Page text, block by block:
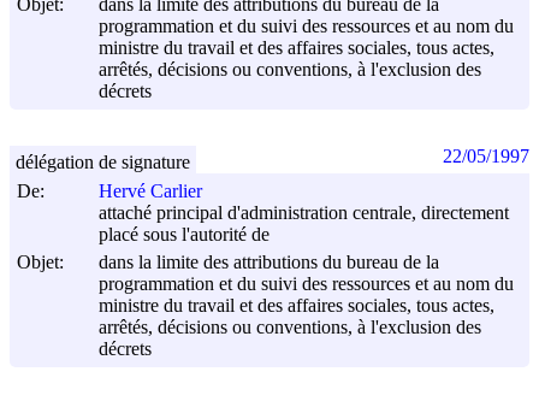
Objet:
dans la limite des attributions du bureau de la
programmation et du suivi des ressources et au nom du
ministre du travail et des affaires sociales, tous actes,
arrêtés, décisions ou conventions, à l'exclusion des
décrets
De:
Hervé Carlier
attaché principal d'administration centrale, directement
placé sous l'autorité de
Objet:
dans la limite des attributions du bureau de la
programmation et du suivi des ressources et au nom du
ministre du travail et des affaires sociales, tous actes,
arrêtés, décisions ou conventions, à l'exclusion des
décrets
délégation de signature 22/05/1997